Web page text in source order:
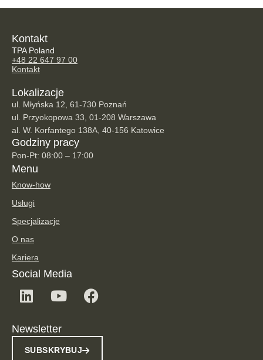
Kontakt
TPA Poland
+48 22 647 97 00
Kontakt
Lokalizacje
ul. Młyńska 12, 61-730 Poznań
ul. Przyokopowa 33, 01-208 Warszawa
al. W. Korfantego 138A, 40-156 Katowice
Godziny pracy
Pon-Pt: 08:00 – 17:00
Menu
Know-how
Usługi
Specjalizacje
O nas
Kariera
Social Media
Newsletter
SUBSKRYBUJ